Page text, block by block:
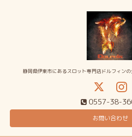
静岡県伊東市にあるスロット専門店ドルフィン
0557-38-
お問い合わせ